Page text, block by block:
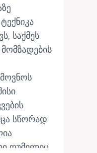
საქმეს
სწორად
ღუმელიც